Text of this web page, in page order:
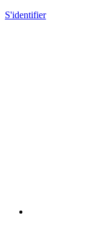
S'identifier